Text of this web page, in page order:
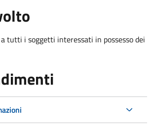
tutti i soggetti interessati in possesso dei